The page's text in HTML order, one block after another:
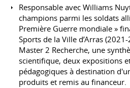
Responsable avec Williams
champions parmi les soldats
Première Guerre mondiale »
Sports de la Ville d’Arras
Master 2 Recherche, une
scientifique, deux expositions
pédagogiques à destination
produits et remis au financeur.